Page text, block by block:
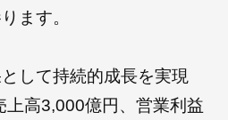
ます。
して持続的成長を実現
上高3,000億円、営業利益